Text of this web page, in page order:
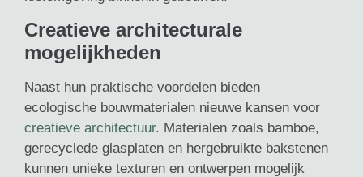
Creatieve architecturale
mogelijkheden
Naast hun praktische voordelen bieden
ecologische bouwmaterialen nieuwe kansen voor
creatieve architectuur. Materialen zoals bamboe,
gerecyclede glasplaten en hergebruikte bakstenen
kunnen unieke texturen en ontwerpen mogelijk